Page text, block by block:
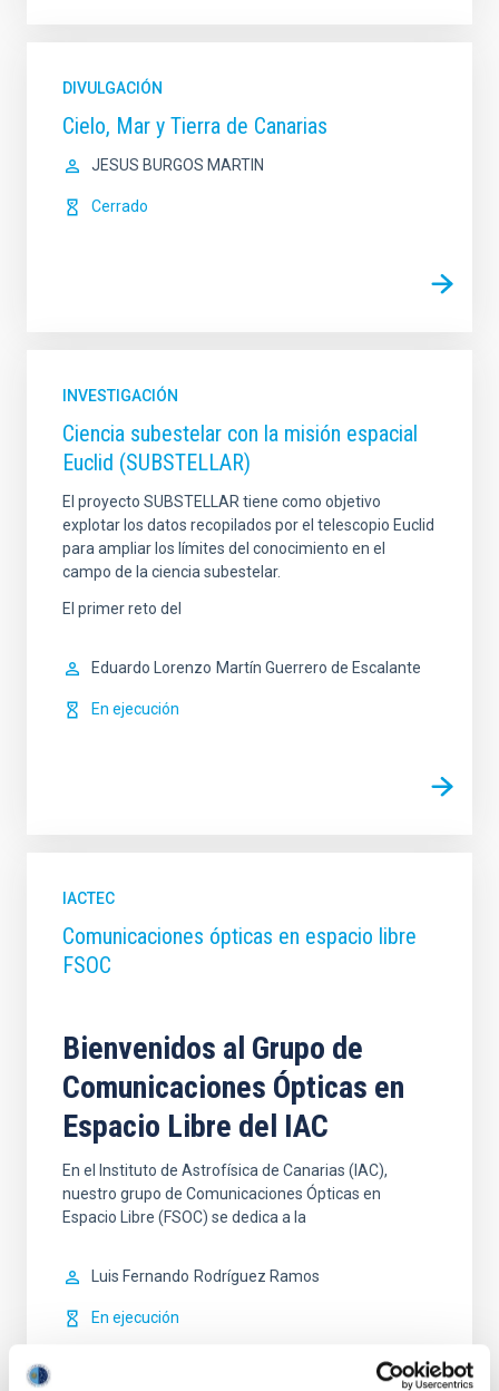
DIVULGACIÓN
Cielo, Mar y Tierra de Canarias
JESUS BURGOS MARTIN
Cerrado
INVESTIGACIÓN
Ciencia subestelar con la misión espacial
Euclid (SUBSTELLAR)
El proyecto SUBSTELLAR tiene como objetivo
explotar los datos recopilados por el telescopio Euclid
para ampliar los límites del conocimiento en el
campo de la ciencia subestelar.
El primer reto del
Eduardo Lorenzo Martín Guerrero de Escalante
En ejecución
IACTEC
Comunicaciones ópticas en espacio libre
FSOC
Bienvenidos al Grupo de
Comunicaciones Ópticas en
Espacio Libre del IAC
En el Instituto de Astrofísica de Canarias (IAC),
nuestro grupo de Comunicaciones Ópticas en
Espacio Libre (FSOC) se dedica a la
Luis Fernando Rodríguez Ramos
En ejecución